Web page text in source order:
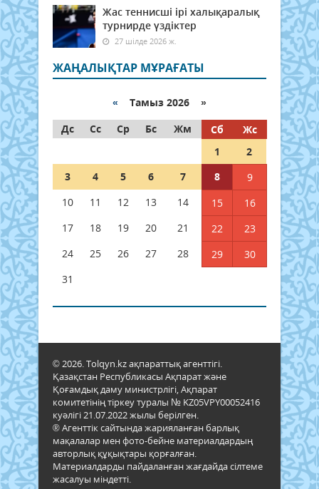
Жас теннисші ірі халықаралық
турнирде үздіктер
27 шілде 2026 ж.
ЖАҢАЛЫҚТАР МҰРАҒАТЫ
« Тамыз 2026 »
Дс
Сс Ср Бс Жм Сб
Жс
1
2
3
4 5 6 7 8
9
10
11 12 13 14 15
16
17
18 19 20 21 22
23
24
25 26 27 28 29
30
31
© 2026. Tolqyn.kz ақпараттық агенттігі.
Қазақстан Республикасы Ақпарат және
Қоғамдық даму министрлігі, Ақпарат
комитетінің тіркеу туралы № KZ05VPY00052416
куәлігі 21.07.2022 жылы берілген.
® Агенттік сайтында жарияланған барлық
мақалалар мен фото-бейне материалдардың
авторлық құқықтары қорғалған.
Материалдарды пайдаланған жағдайда сілтеме
жасалуы міндетті.